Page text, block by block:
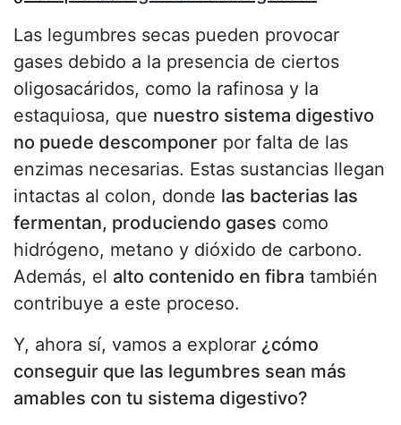
Las legumbres secas pueden provocar
gases debido a la presencia de ciertos
oligosacáridos, como la rafinosa y la
estaquiosa, que nuestro sistema digestivo
no puede descomponer por falta de las
enzimas necesarias. Estas sustancias llegan
intactas al colon, donde las bacterias las
fermentan, produciendo gases como
hidrógeno, metano y dióxido de carbono.
Además, el alto contenido en fibra también
contribuye a este proceso.
Y, ahora sí, vamos a explorar ¿cómo
conseguir que las legumbres sean más
amables con tu sistema digestivo?